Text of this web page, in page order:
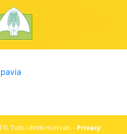
Tutti i diritti riservati. - Privacy